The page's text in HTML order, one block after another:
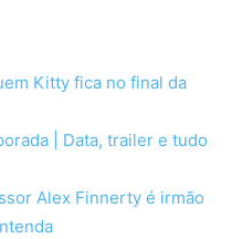
Kitty fica no final da
| Data, trailer e tudo
Alex Finnerty é irmão